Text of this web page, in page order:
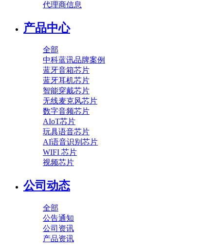
代理商信息
产品中心
全部
中科蓝讯品牌案例
蓝牙音箱芯片
蓝牙耳机芯片
智能穿戴芯片
无线麦克风芯片
数字音频芯片
AIoT芯片
玩具语音芯片
AI语音识别芯片
WIFI 芯片
视频芯片
公司动态
全部
公告通知
公司资讯
产品资讯